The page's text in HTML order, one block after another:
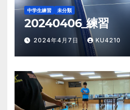
中学生練習 未分類
20240406_練習
2024年4月7日 KU4210